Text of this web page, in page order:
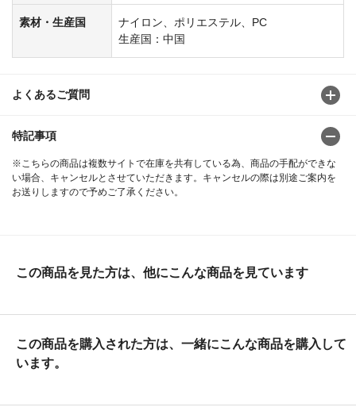
素材・生産国
ナイロン、ポリエステル、PC
生産国：中国
よくあるご質問
特記事項
※こちらの商品は複数サイトで在庫を共有している為、商品の手配ができな
い場合、キャンセルとさせていただきます。キャンセルの際は別途ご案内を
お送りしますので予めご了承ください。
この商品を見た方は、他にこんな商品を見ています
この商品を購入された方は、一緒にこんな商品を購入して
います。